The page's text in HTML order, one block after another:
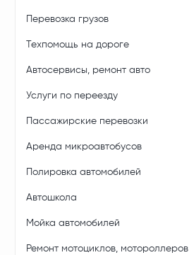
Перевозка грузов
Техпомощь на дороге
Автосервисы, ремонт авто
Услуги по переезду
Пассажирские перевозки
Аренда микроавтобусов
Полировка автомобилей
Автошкола
Мойка автомобилей
Ремонт мотоциклов, мотороллеров